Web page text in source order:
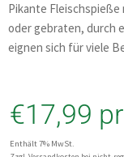
Pikante Fleischspieße
oder gebraten, durch
eignen sich für viele
€17,99
Enthält 7% MwSt.